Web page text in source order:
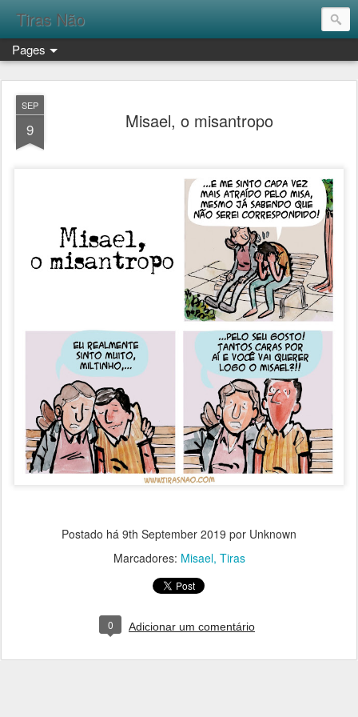
Tiras Não
Pages
SEP
9 Misael, o misantropo
Postado há 9th September 2019 por Unknown
Marcadores: Misael Tiras
0 Adicionar um comentário